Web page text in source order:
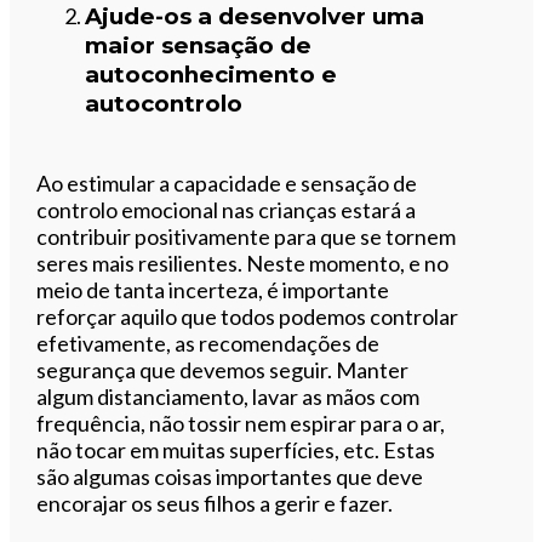
Ajude-os a desenvolver uma
maior sensação de
autoconhecimento e
autocontrolo
Ao estimular a capacidade e sensação de
controlo emocional nas crianças estará a
contribuir positivamente para que se tornem
seres mais resilientes. Neste momento, e no
meio de tanta incerteza, é importante
reforçar aquilo que todos podemos controlar
efetivamente, as recomendações de
segurança que devemos seguir. Manter
algum distanciamento, lavar as mãos com
frequência, não tossir nem espirar para o ar,
não tocar em muitas superfícies, etc. Estas
são algumas coisas importantes que deve
encorajar os seus filhos a gerir e fazer.